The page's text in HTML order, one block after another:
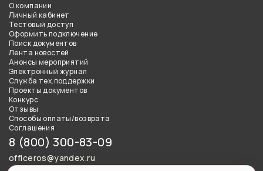
О компании
Личный кабинет
Тестовый доступ
Оформить подключение
Поиск документов
Лента новостей
Анонсы мероприятий
Электронный журнал
Служба тех.поддержки
Проекты документов
Конкурс
Отзывы
Способы оплаты/возврата
Соглашения
8 (800) 300-83-09
officeros@yandex.ru